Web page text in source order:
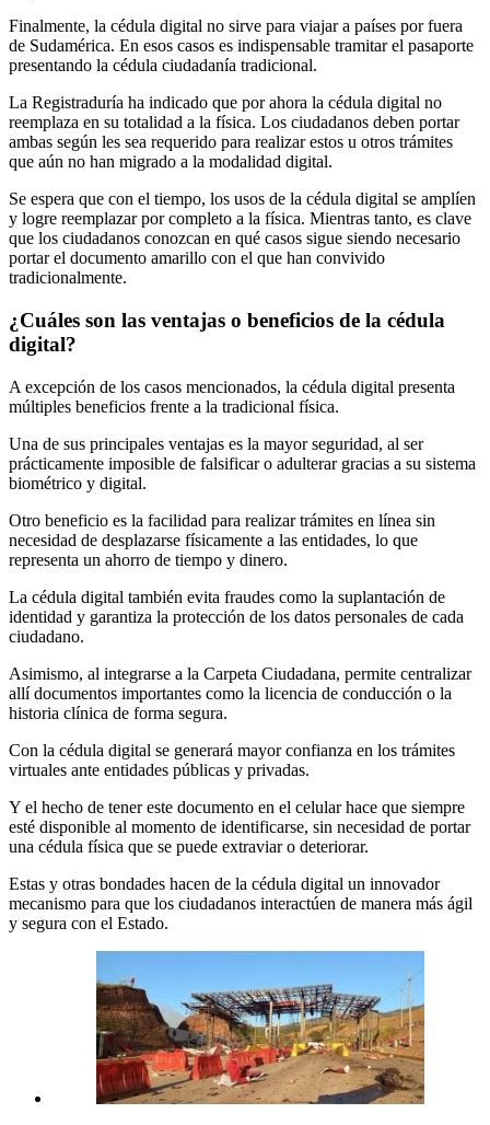
Finalmente, la cédula digital no sirve para viajar a países por fuera
de Sudamérica. En esos casos es indispensable tramitar el pasaporte
presentando la cédula ciudadanía tradicional.
La Registraduría ha indicado que por ahora la cédula digital no
reemplaza en su totalidad a la física. Los ciudadanos deben portar
ambas según les sea requerido para realizar estos u otros trámites
que aún no han migrado a la modalidad digital.
Se espera que con el tiempo, los usos de la cédula digital se amplíen
y logre reemplazar por completo a la física. Mientras tanto, es clave
que los ciudadanos conozcan en qué casos sigue siendo necesario
portar el documento amarillo con el que han convivido
tradicionalmente.
¿Cuáles son las ventajas o beneficios de la cédula
digital?
A excepción de los casos mencionados, la cédula digital presenta
múltiples beneficios frente a la tradicional física.
Una de sus principales ventajas es la mayor seguridad, al ser
prácticamente imposible de falsificar o adulterar gracias a su sistema
biométrico y digital.
Otro beneficio es la facilidad para realizar trámites en línea sin
necesidad de desplazarse físicamente a las entidades, lo que
representa un ahorro de tiempo y dinero.
La cédula digital también evita fraudes como la suplantación de
identidad y garantiza la protección de los datos personales de cada
ciudadano.
Asimismo, al integrarse a la Carpeta Ciudadana, permite centralizar
allí documentos importantes como la licencia de conducción o la
historia clínica de forma segura.
Con la cédula digital se generará mayor confianza en los trámites
virtuales ante entidades públicas y privadas.
Y el hecho de tener este documento en el celular hace que siempre
esté disponible al momento de identificarse, sin necesidad de portar
una cédula física que se puede extraviar o deteriorar.
Estas y otras bondades hacen de la cédula digital un innovador
mecanismo para que los ciudadanos interactúen de manera más ágil
y segura con el Estado.